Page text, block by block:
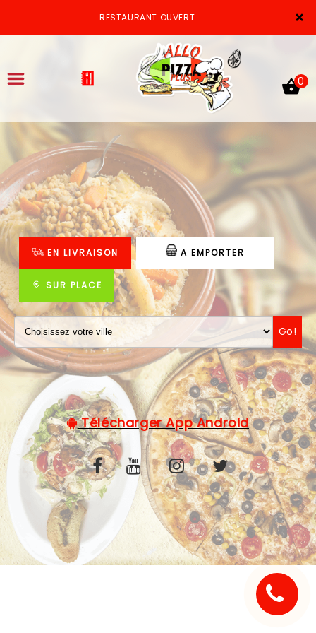
×
RESTAURANT OUVERT
ACCUEIL
LA CARTE
VOTRE COMPTE
NOTRE RESTAURANT
VOS AVIS
MENTIONS LÉGALES
0
EN LIVRAISON A EMPORTER
SUR PLACE
Go!
Télécharger App Android